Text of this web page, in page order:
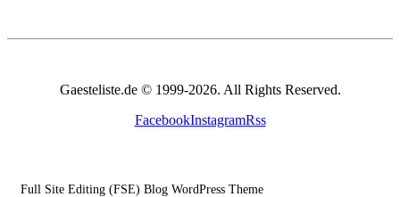
Gaesteliste.de © 1999-2026. All Rights Reserved.
FacebookInstagramRss
Full Site Editing (FSE) Blog WordPress Theme